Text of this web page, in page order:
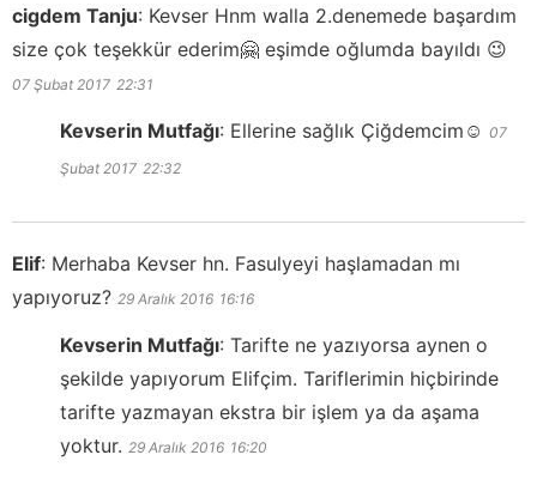
cigdem Tanju: Kevser Hnm walla 2.denemede başardım
size çok teşekkür ederim🤗 eşimde oğlumda bayıldı 😉
07 Şubat 2017 22:31
Kevserin Mutfağı: Ellerine sağlık Çiğdemcim☺️ 07
Şubat 2017 22:32
Elif: Merhaba Kevser hn. Fasulyeyi haşlamadan mı
yapıyoruz? 29 Aralık 2016 16:16
Kevserin Mutfağı: Tarifte ne yazıyorsa aynen o
şekilde yapıyorum Elifçim. Tariflerimin hiçbirinde
tarifte yazmayan ekstra bir işlem ya da aşama
yoktur. 29 Aralık 2016 16:20